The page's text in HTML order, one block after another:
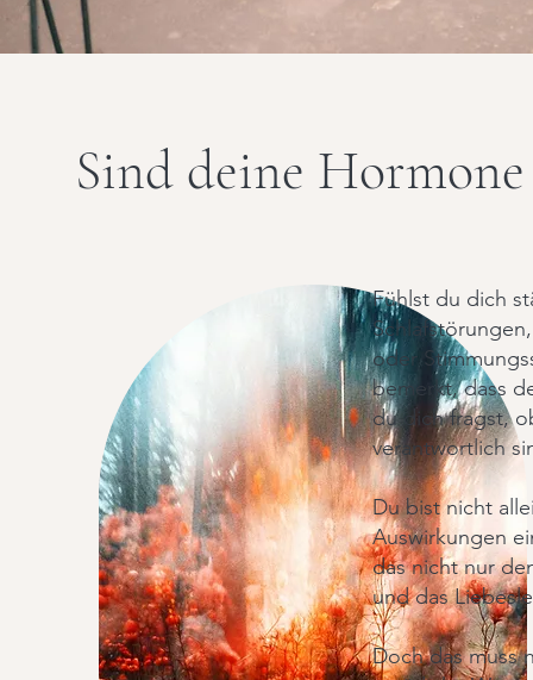
Sind deine
Fühlst du dich
oder
bemerkt, dass
du dich fragst,
verantwortlich
Du bist nicht
Auswirkungen
das nicht nur
und das
Doch das muss